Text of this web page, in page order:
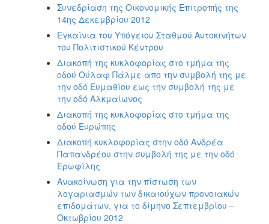
Συνεδρίαση της Οικονομικής Επιτροπής της
14ης Δεκεμβρίου 2012
Εγκαίνια του Υπόγειου Σταθμού Αυτοκινήτων
του Πολιτιστικού Κέντρου
Διακοπή της κυκλοφορίας στο τμήμα της
οδού Ούλαφ Πάλμε απο την συμβολή της με
την οδό Ευμαθίου εως την συμβολή της με
την οδό Αλκμαίωνος
Διακοπή της κυκλοφορίας στο τμήμα της
οδού Ευρώπης
Διακοπή κυκλοφορίας στην οδό Ανδρέα
Παπανδρέου στην συμβολή της με την οδό
Ερωφίλης
Ανακοίνωση για την πίστωση των
λογαριασμών των δικαιούχων προνοιακών
επιδομάτων, για το δίμηνο Σεπτεμβρίου –
Οκτωβρίου 2012